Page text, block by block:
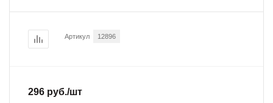
Артикул 12896
296 руб./шт